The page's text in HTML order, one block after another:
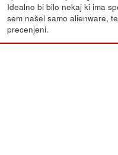
Idealno bi bilo nekaj ki ima
sem našel samo alienware,
precenjeni.